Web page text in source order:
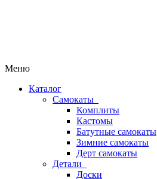
Меню
Каталог
Самокаты
Комплиты
Кастомы
Батутные самокаты
Зимние самокаты
Дерт самокаты
Детали
Доски